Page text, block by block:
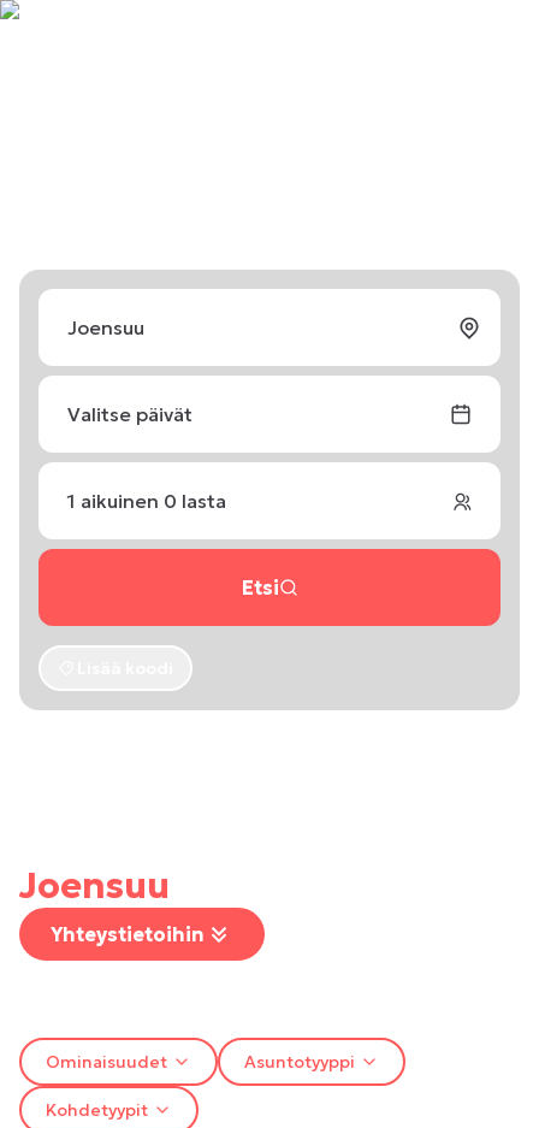
Valitse päivät
1 aikuinen 0 lasta
Etsi
Joensuu
Yhteystietoihin
Ominaisuudet Asuntotyyppi
Kohdetyypit